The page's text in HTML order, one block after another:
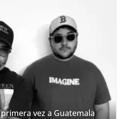
vez a Guatemala